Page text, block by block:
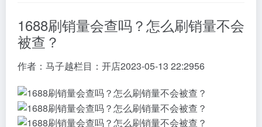
1688刷销量会查吗？怎么刷销量不会
被查？
作者： 马子越栏目： 开店2023-05-13 22:2956